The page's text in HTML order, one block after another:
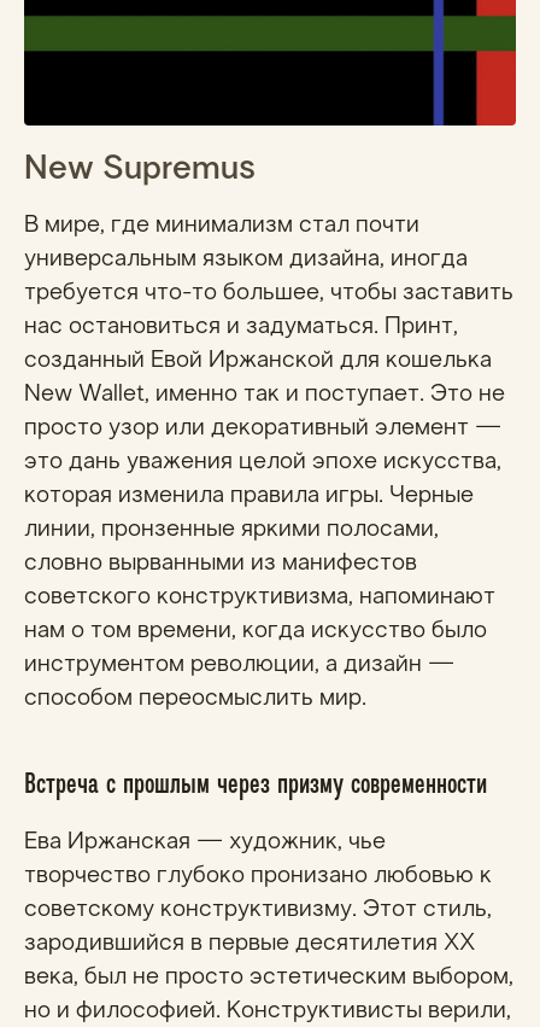
New Supremus
В мире, где минимализм стал почти
универсальным языком дизайна, иногда
требуется что-то большее, чтобы заставить
нас остановиться и задуматься. Принт,
созданный Евой Иржанской для кошелька
New Wallet, именно так и поступает. Это не
просто узор или декоративный элемент —
это дань уважения целой эпохе искусства,
которая изменила правила игры. Черные
линии, пронзенные яркими полосами,
словно вырванными из манифестов
советского конструктивизма, напоминают
нам о том времени, когда искусство было
инструментом революции, а дизайн —
способом переосмыслить мир.
Встреча с прошлым через призму современности
Ева Иржанская — художник, чье
творчество глубоко пронизано любовью к
советскому конструктивизму. Этот стиль,
зародившийся в первые десятилетия XX
века, был не просто эстетическим выбором,
но и философией. Конструктивисты верили,